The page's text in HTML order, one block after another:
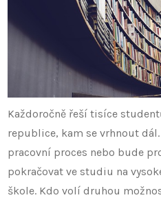
Každoročně řeší tisíce
republice, kam se vrhnout
pracovní proces nebo bude
pokračovat ve studiu na
škole. Kdo volí druhou